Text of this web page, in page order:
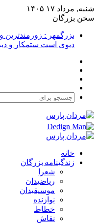
شنبه, مرداد ۱۷ ۱۴۰۵
سخن بزرگان
بزرگمهر : زورمندترین
دیوی است ستمکار و
خانه
زندگینامه بزرگان
شعرا
ریاضیدان
موسیقیدان
نوازنده
خطاط
نقاش